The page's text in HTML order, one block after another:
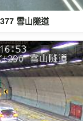
雪山隧道